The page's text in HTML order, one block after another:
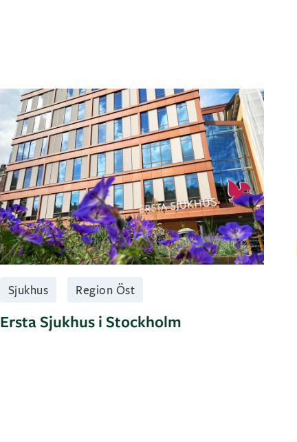
Sjukhus Region Öst
Ersta Sjukhus i Stockholm